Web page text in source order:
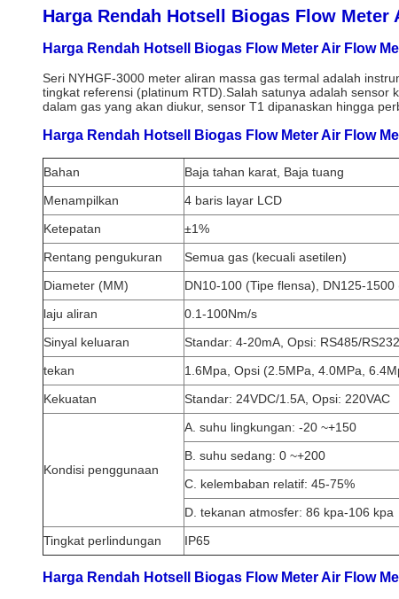
Harga Rendah Hotsell Biogas Flow
Harga Rendah Hotsell Biogas Flow Meter Air Flow
Seri NYHGF-3000 meter aliran massa gas termal adalah
tingkat referensi (platinum RTD).Salah satunya adalah
dalam gas yang akan diukur, sensor T1 dipanaskan hingga
Harga Rendah Hotsell Biogas Flow Meter Air Flow
Bahan
Baja tahan karat, Baja tuang
Menampilkan
4 baris layar LCD
Ketepatan
±1%
Rentang pengukuran
Semua gas (kecuali asetilen)
Diameter (MM)
DN10-100 (Tipe flensa), DN125-1500
laju aliran
0.1-100Nm/s
Sinyal keluaran
Standar: 4-20mA, Opsi: RS485/RS232
tekan
1.6Mpa, Opsi (2.5MPa, 4.0MPa,
Kekuatan
Standar: 24VDC/1.5A, Opsi: 220VAC
Kondisi penggunaan
A. suhu lingkungan: -20 ~+150
B. suhu sedang: 0 ~+200
C. kelembaban relatif: 45-75%
D. tekanan atmosfer: 86 kpa-106 kpa
Tingkat perlindungan
IP65
Harga Rendah Hotsell Biogas Flow Meter Air Flow